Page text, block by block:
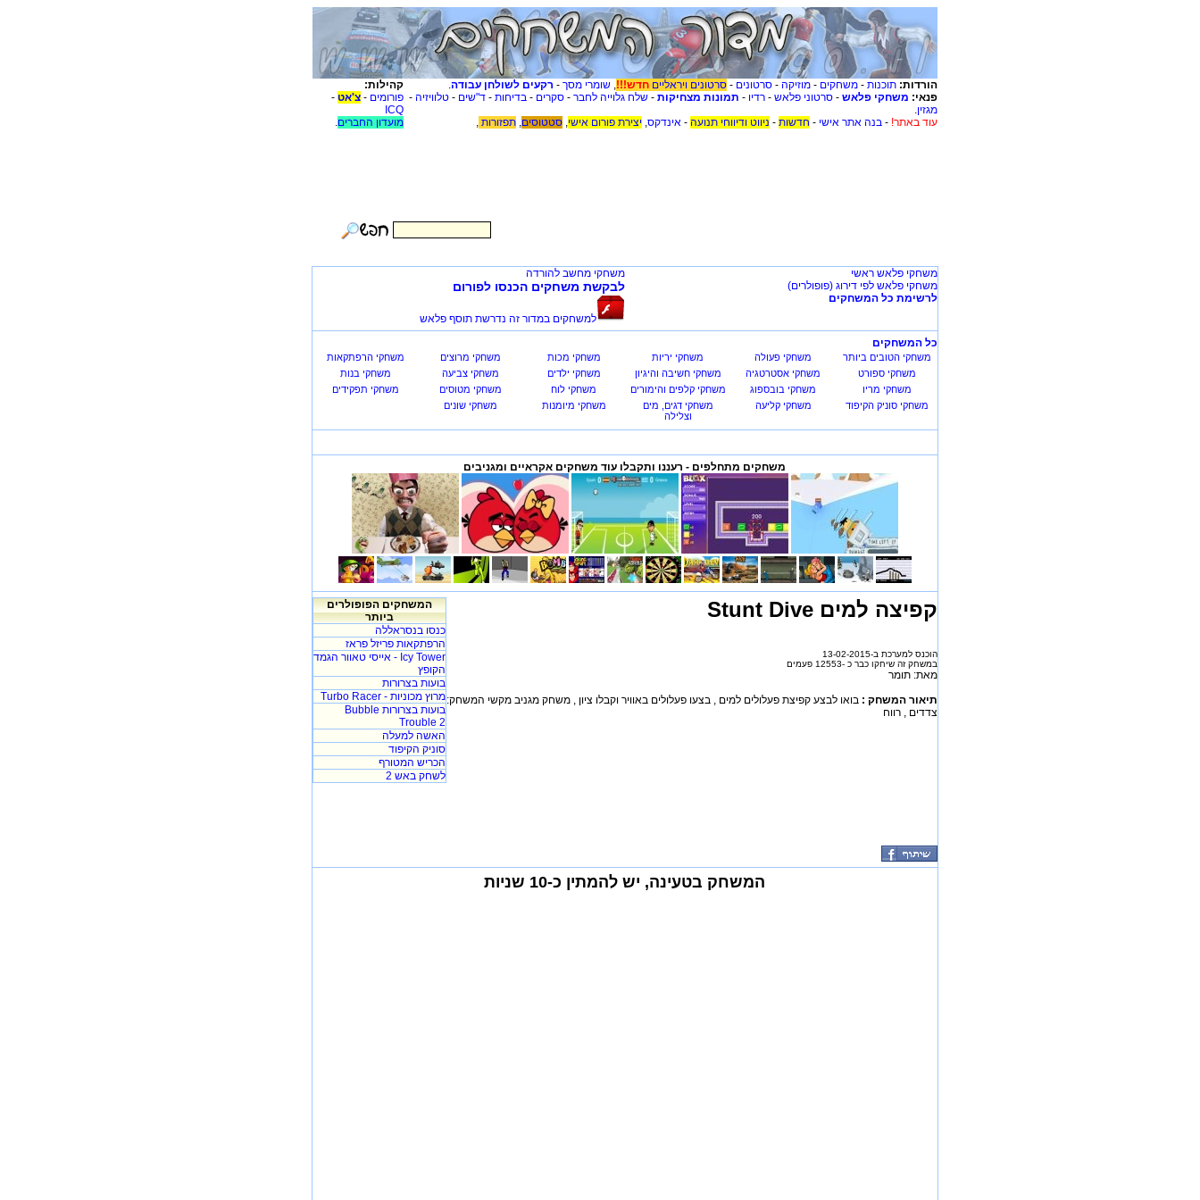
הורדות: תוכנות -משחקים -מוזיקה -סרטונים -סרטונים ויראלייםחדש!!!,שומרי מסך - רקעים לשולחן עבודה.
פנאי: משחקי פלאש -סרטוני פלאש -רדיו - תמונות מצחיקות -שלח גלוייה לחבר -סקרים -בדיחות -ד"שים -טלוויזיה -
מגזין.
עוד באתר! -בנה אתר אישי - חדשות - ניווט ודיווחי תנועה -אינדקס,יצירת פורום אישי,סטטוסים,תפזורות,
קהילות:
פורומים -צ'אט -
ICQ
מועדון החברים.
משחקי פלאש ראשי
משחקי פלאש לפי דירוג (פופולרים)
לרשימת כל המשחקים
משחקי מחשב להורדה
לבקשת משחקים הכנסו לפורום
למשחקים במדור זה נדרשת תוסף פלאש
כל המשחקים
משחקי הטובים ביותר משחקי פעולה משחקי יריות משחקי מכות משחקי מרוצים
משחקי הרפתקאות
משחקי ספורט
משחקי אסטרטגיה משחקי חשיבה והיגיון משחקי ילדים משחקי צביעה
משחקי בנות
משחקי מריו
משחקי בובספוג משחקי קלפים והימורים משחקי לוח משחקי מטוסים
משחקי תפקידים
משחקי סוניק הקיפוד
משחקי קליעה
משחקי דגים, מים
וצלילה
משחקי מיומנות משחקי שונים
משחקים מתחלפים - רעננו ותקבלו עוד משחקים אקראיים ומגניבים
קפיצה למים Stunt Dive
הוכנס למערכת ב-13-02-2015
במשחק זה שיחקו כבר כ -12553 פעמים
מאת: תומר
תיאור המשחק : בואו לבצע קפיצת פעלולים למים , בצעו פעלולים באוויר וקבלו ציון , משחק מגניב מקשי המשחק:
צדדים , רווח
המשחקים הפופולרים
ביותר
כנסו בנסראללה
הרפתקאות פריזל פראז
Icy Tower - אייסי טאוור הגמד
הקופץ
בועות בצרורות
מרוץ מכוניות - Turbo Racer
בועות בצרורות Bubble
Trouble 2
האשה למעלה
סוניק הקיפוד
הכריש המטורף
לשחק באש 2
המשחק בטעינה, יש להמתין כ-10 שניות